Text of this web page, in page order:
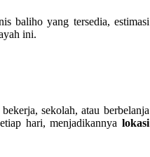
baliho yang tersedia, estimasi
ini.
sekolah, atau berbelanja
hari, menjadikannya lokasi